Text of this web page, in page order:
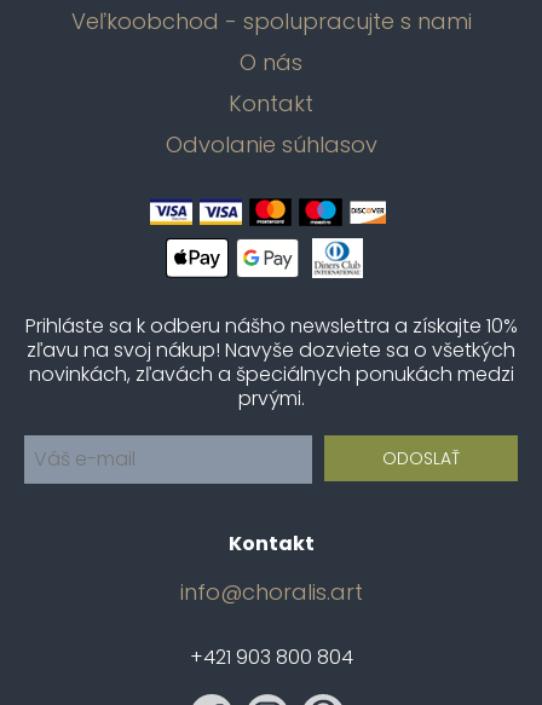
Veľkoobchod - spolupracujte s nami
O nás
Kontakt
Odvolanie súhlasov
Prihláste sa k odberu nášho newslettra a získajte 10%
zľavu na svoj nákup! Navyše dozviete sa o všetkých
novinkách, zľavách a špeciálnych ponukách medzi
prvými.
Kontakt
info@choralis.art
+421 903 800 804